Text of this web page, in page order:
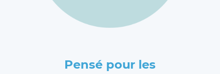
Pensé pour les